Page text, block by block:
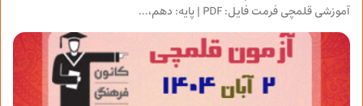
آموزشی قلمچی فرمت فایل: PDF | پایه: دهم،…